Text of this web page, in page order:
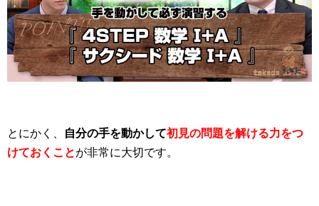
とにかく、 自分の手を動かして初見の問題を解ける力をつ
けておくことが非常に大切です。